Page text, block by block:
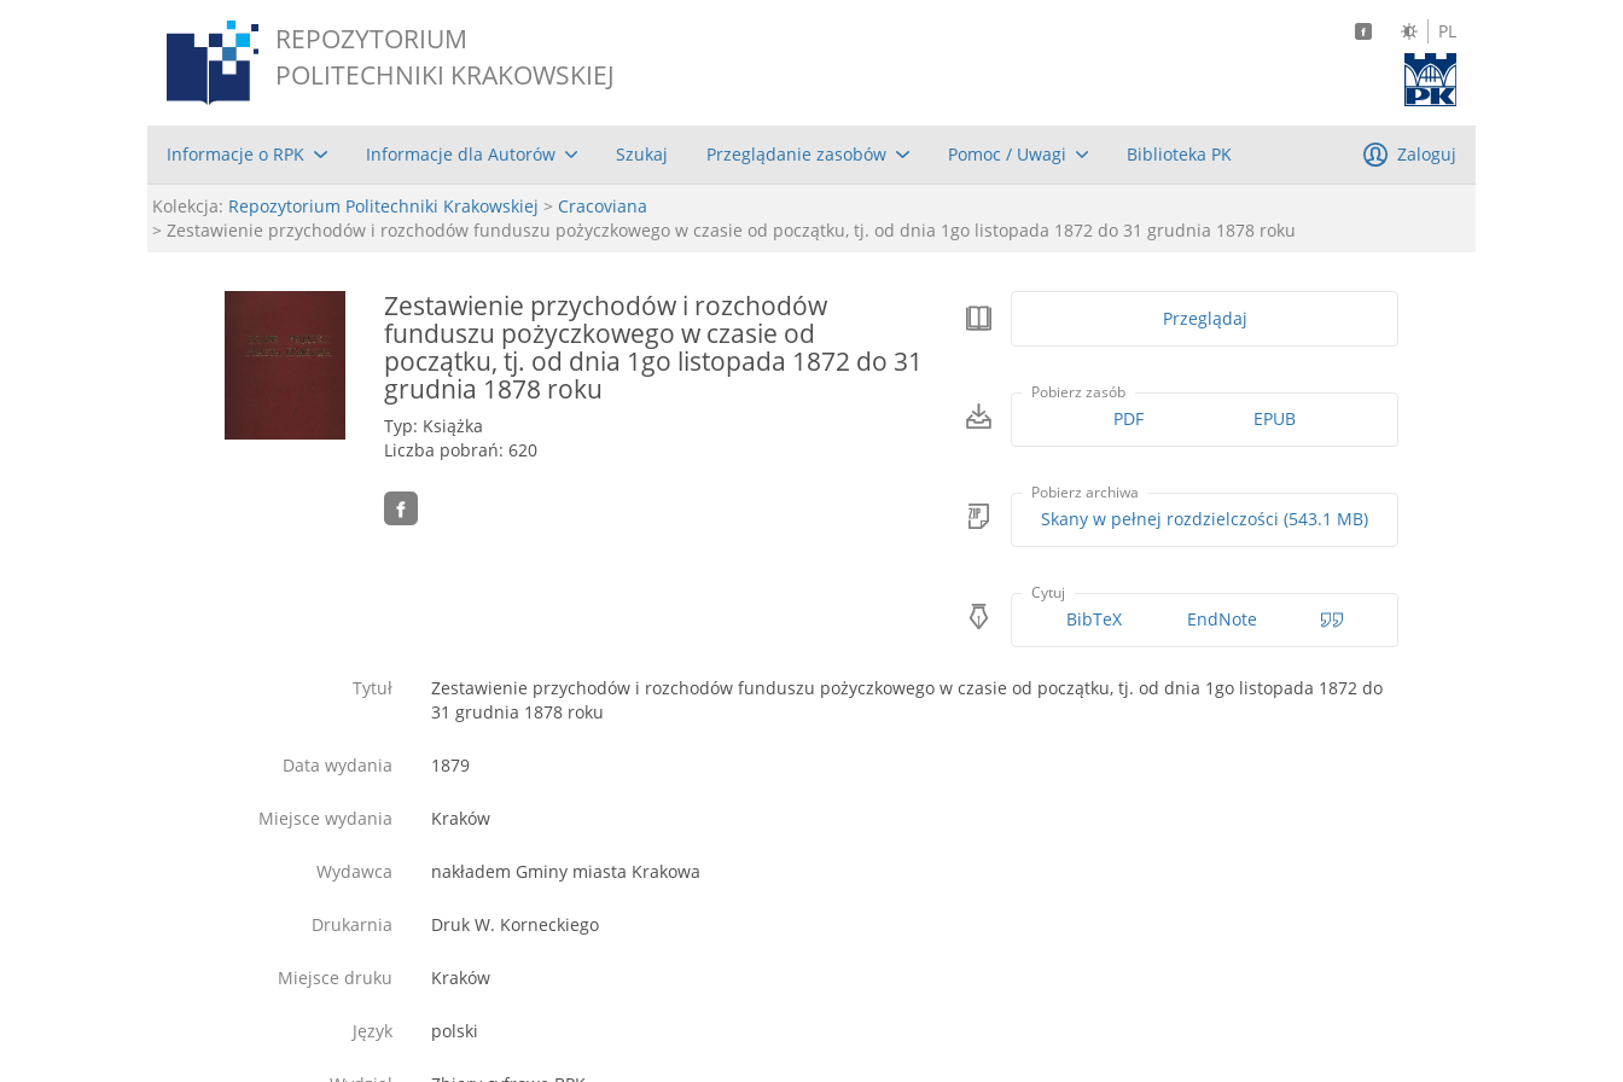
REPOZYTORIUM
POLITECHNIKI KRAKOWSKIEJ
PL
Informacje o RPK Informacje dla Autorów Szukaj Przeglądanie zasobów Pomoc / Uwagi Biblioteka PK Zaloguj
Kolekcja: Repozytorium Politechniki Krakowskiej > Cracoviana
> Zestawienie przychodów i rozchodów funduszu pożyczkowego w czasie od początku, tj. od dnia 1go listopada 1872 do 31 grudnia 1878 roku
Zestawienie przychodów i rozchodów
funduszu pożyczkowego w czasie od
początku, tj. od dnia 1go listopada 1872 do 31
grudnia 1878 roku
Typ: Książka
Liczba pobrań: 620
Przeglądaj
Pobierz zasób
PDF EPUB
Pobierz archiwa
Skany w pełnej rozdzielczości (543.1 MB)
Cytuj
BibTeX EndNote
Tytuł
Zestawienie przychodów i rozchodów funduszu pożyczkowego w czasie od początku, tj. od dnia 1go listopada 1872 do
31 grudnia 1878 roku
Data wydania 1879
Miejsce wydania Kraków
Wydawca nakładem Gminy miasta Krakowa
Drukarnia Druk W. Korneckiego
Miejsce druku Kraków
Język polski